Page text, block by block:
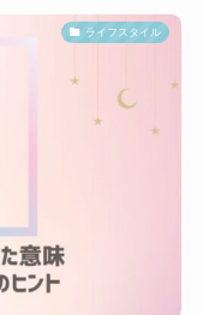
ライフスタイル